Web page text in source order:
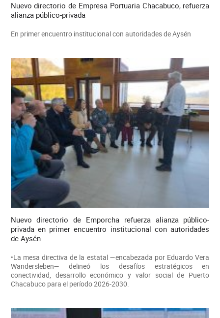
Nuevo directorio de Empresa Portuaria Chacabuco, refuerza
alianza público-privada
En primer encuentro institucional con autoridades de Aysén
Nuevo directorio de Emporcha refuerza alianza público-
privada en primer encuentro institucional con autoridades
de Aysén
•La mesa directiva de la estatal —encabezada por Eduardo Vera
Wandersleben— delineó los desafíos estratégicos en
conectividad, desarrollo económico y valor social de Puerto
Chacabuco para el período 2026-2030.